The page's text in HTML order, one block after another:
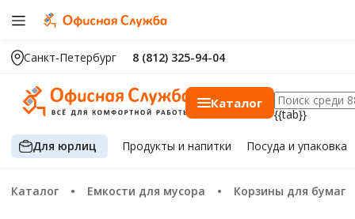
Санкт-Петербург 8 (812) 325-94-04
Каталог
{{tab}}
Для юрлиц Продуктыи напитки Посуда и упаковка
Каталог Емкости для мусора Корзины для бумаг